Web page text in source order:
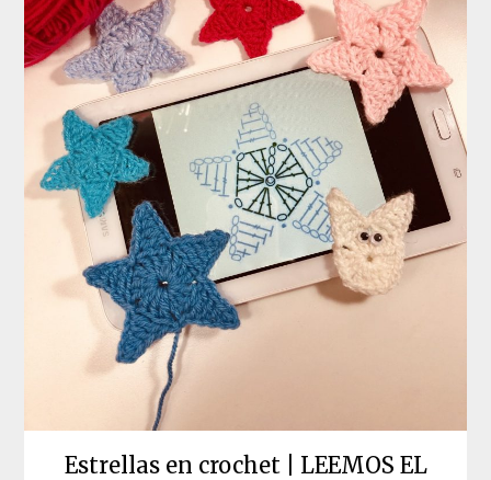
Estrellas en crochet | LEEMOS EL